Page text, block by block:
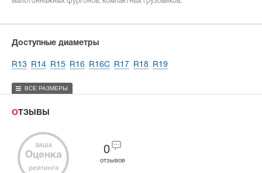
Доступные диаметры
R13 R14 R15 R16 R16C R17 R18 R19
ВСЕ РАЗМЕРЫ
ОТЗЫВЫ
ВАША
Оценка
рейтинга
0
отзывов